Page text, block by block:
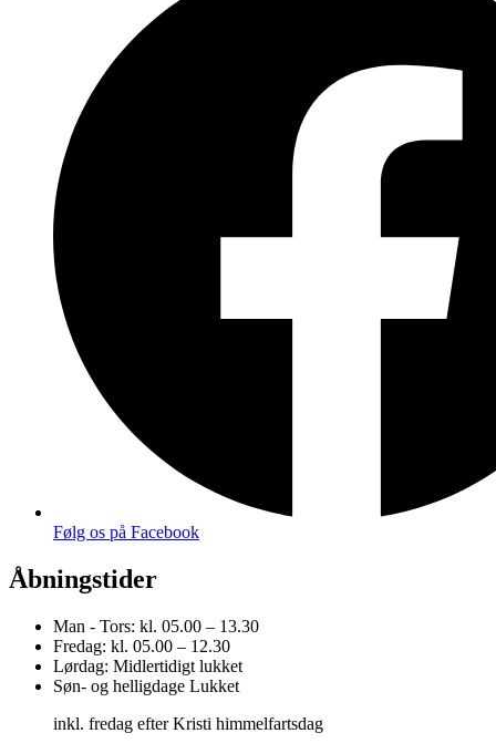
Følg os på Facebook
Åbningstider
Man - Tors: kl. 05.00 – 13.30
Fredag: kl. 05.00 – 12.30
Lørdag: Midlertidigt lukket
Søn- og helligdage Lukket
inkl. fredag efter Kristi himmelfartsdag